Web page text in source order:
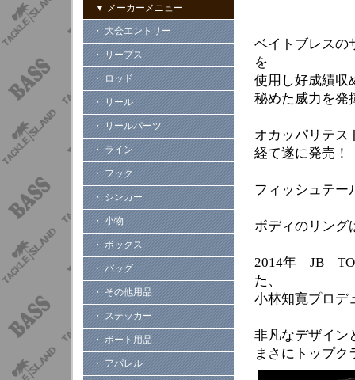
▼ メーカーメニュー
・ 大会エントリー
・ リープス
・ ロッド
・ リール
・ リールパーツ
・ ライン
・ フック
・ シンカー
・ 小物
・ ボックス
・ バッグ
・ その他用品
・ ステッカー
・ ボート用品
・ アパレル
ベイトブレスの
を
使用し好成績収
秘めた威力を発
オカッパリテス
経て遂に発売！
フィッシュテー
ボディのリング
2014年 JB
た、
小林知寛プロデ
非凡なデザイン
まさにトップク